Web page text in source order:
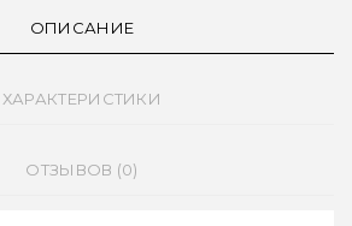
ОПИСАНИЕ
ХАРАКТЕРИСТИКИ
ОТЗЫВОВ (0)